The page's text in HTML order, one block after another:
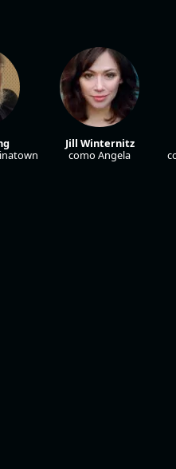
Jill Winternitz
como Angela